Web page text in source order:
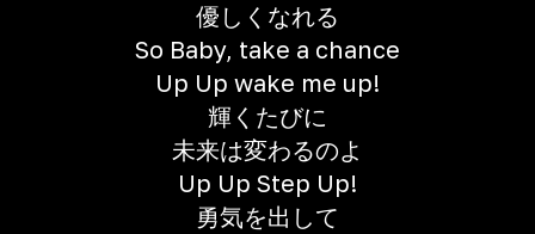
優しくなれる
So Baby, take a chance
Up Up wake me up!
輝くたびに
未来は変わるのよ
Up Up Step Up!
勇気を出して